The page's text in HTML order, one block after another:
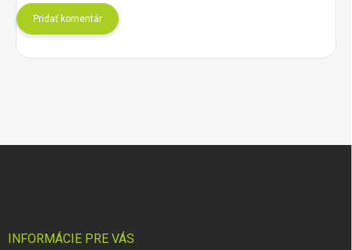
Pridať komentár
INFORMÁCIE PRE VÁS